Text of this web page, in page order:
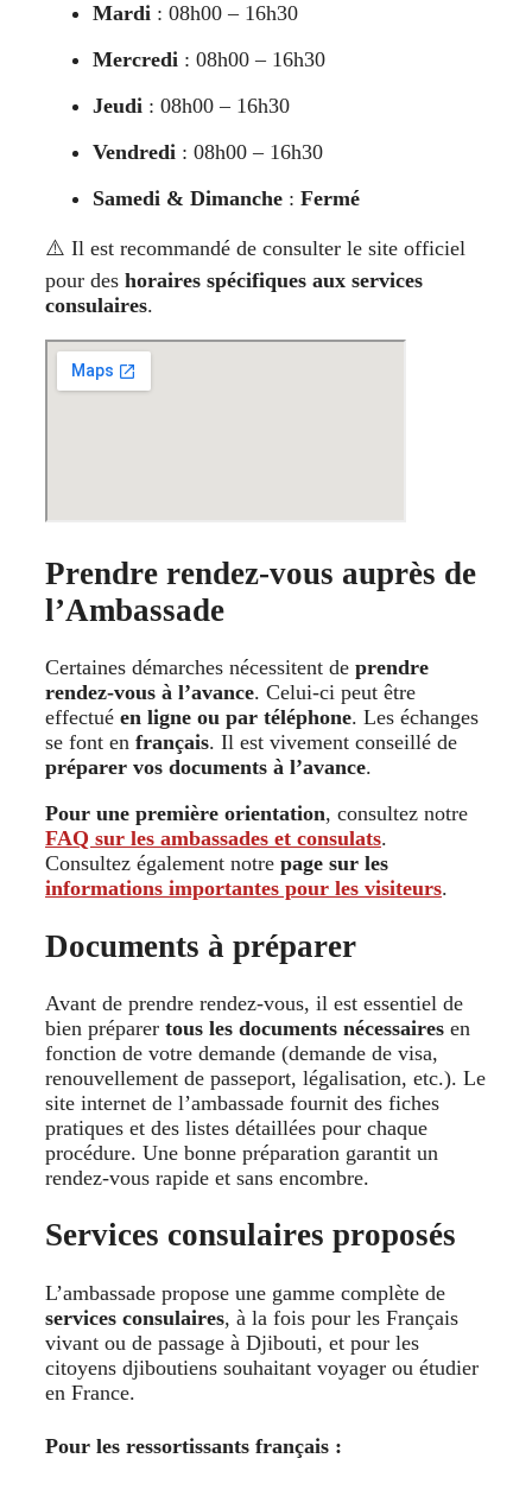
Mardi : 08h00 – 16h30
Mercredi : 08h00 – 16h30
Jeudi : 08h00 – 16h30
Vendredi : 08h00 – 16h30
Samedi & Dimanche : Fermé
⚠️ Il est recommandé de consulter le site officiel
pour des horaires spécifiques aux services
consulaires.
Prendre rendez-vous auprès de
l’Ambassade
Certaines démarches nécessitent de prendre
rendez-vous à l’avance. Celui-ci peut être
effectué en ligne ou par téléphone. Les échanges
se font en français. Il est vivement conseillé de
préparer vos documents à l’avance.
Pour une première orientation, consultez notre
FAQ sur les ambassades et consulats.
Consultez également notre page sur les
informations importantes pour les visiteurs.
Documents à préparer
Avant de prendre rendez-vous, il est essentiel de
bien préparer tous les documents nécessaires en
fonction de votre demande (demande de visa,
renouvellement de passeport, légalisation, etc.). Le
site internet de l’ambassade fournit des fiches
pratiques et des listes détaillées pour chaque
procédure. Une bonne préparation garantit un
rendez-vous rapide et sans encombre.
Services consulaires proposés
L’ambassade propose une gamme complète de
services consulaires, à la fois pour les Français
vivant ou de passage à Djibouti, et pour les
citoyens djiboutiens souhaitant voyager ou étudier
en France.
Pour les ressortissants français :